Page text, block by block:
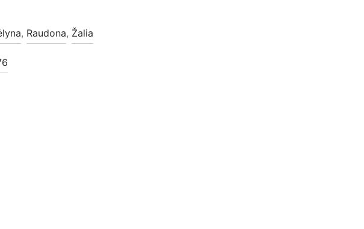
, Raudona, Žalia